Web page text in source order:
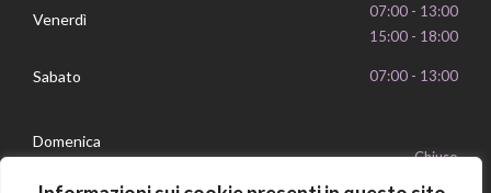
Venerdì
07:00 - 13:00
15:00 - 18:00
Sabato 07:00 - 13:00
Domenica
Chiuso